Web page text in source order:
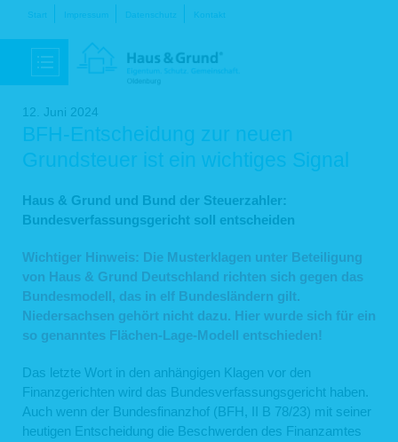
Navigation
Start Impressum Datenschutz Kontakt
12. Juni 2024
BFH-Entscheidung zur neuen
Grundsteuer ist ein wichtiges Signal
Haus & Grund und Bund der Steuerzahler:
Bundesverfassungsgericht soll entscheiden
Wichtiger Hinweis: Die Musterklagen unter Beteiligung
von Haus & Grund Deutschland richten sich gegen das
Bundesmodell, das in elf Bundesländern gilt.
Niedersachsen gehört nicht dazu. Hier wurde sich für ein
so genanntes Flächen-Lage-Modell entschieden!
Das letzte Wort in den anhängigen Klagen vor den
Finanzgerichten wird das Bundesverfassungsgericht haben.
Auch wenn der Bundesfinanzhof (BFH, II B 78/23) mit seiner
heutigen Entscheidung die Beschwerden des Finanzamtes